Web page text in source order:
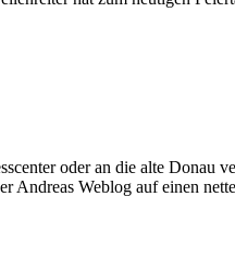
oder an die alte Donau
Andreas Weblog auf einen